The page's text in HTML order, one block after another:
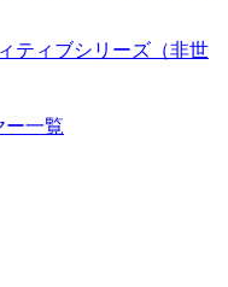
ティブシリーズ（非世
ー一覧